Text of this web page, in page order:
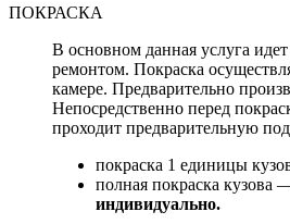
ПОКРАСКА
В основном данная услуга
ремонтом. Покраска
камере. Предварительно
Непосредственно перед
проходит предварительную
покраска 1 единицы
полная покраска кузова
индивидуально.